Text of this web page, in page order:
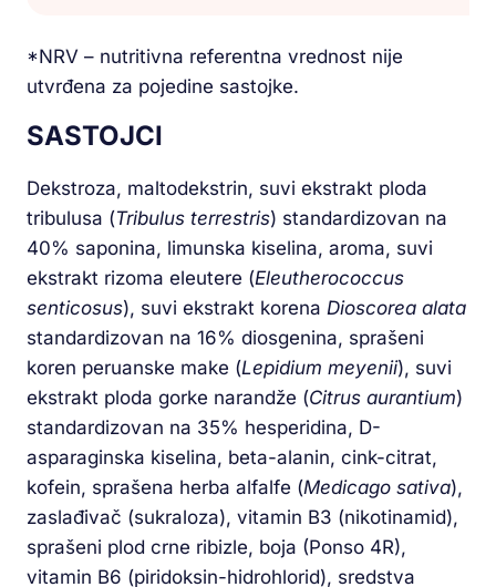
*NRV – nutritivna referentna vrednost nije
utvrđena za pojedine sastojke.
SASTOJCI
Dekstroza, maltodekstrin, suvi ekstrakt ploda
tribulusa (Tribulus terrestris) standardizovan na
40% saponina, limunska kiselina, aroma, suvi
ekstrakt rizoma eleutere (Eleutherococcus
senticosus), suvi ekstrakt korena Dioscorea alata
standardizovan na 16% diosgenina, sprašeni
koren peruanske make (Lepidium meyenii), suvi
ekstrakt ploda gorke narandže (Citrus aurantium)
standardizovan na 35% hesperidina, D-
asparaginska kiselina, beta-alanin, cink-citrat,
kofein, sprašena herba alfalfe (Medicago sativa),
zaslađivač (sukraloza), vitamin B3 (nikotinamid),
sprašeni plod crne ribizle, boja (Ponso 4R),
vitamin B6 (piridoksin-hidrohlorid), sredstva